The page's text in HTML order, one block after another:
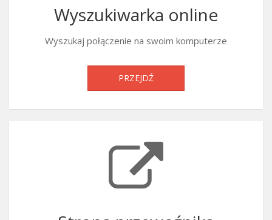
Wyszukiwarka online
Wyszukaj połączenie na swoim komputerze
PRZEJDŹ